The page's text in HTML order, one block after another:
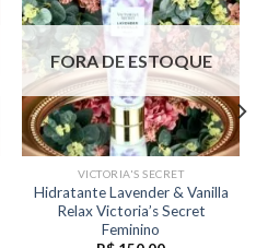
FORA DE ESTOQUE
VICTORIA'S SECRET
Hidratante Lavender & Vanilla
Relax Victoria’s Secret
Feminino